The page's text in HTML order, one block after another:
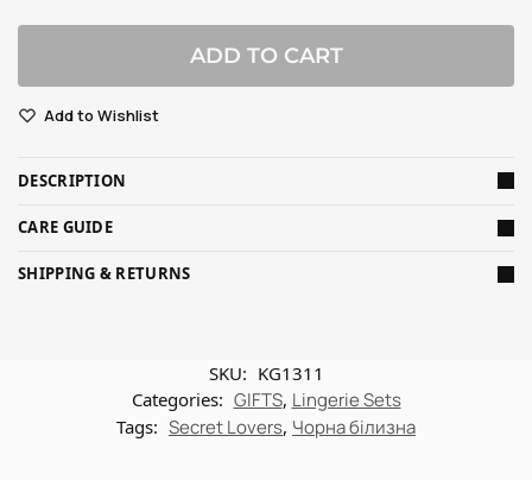
ADD TO CART
Add to Wishlist
DESCRIPTION
CARE GUIDE
SHIPPING & RETURNS
SKU: KG1311
Categories: GIFTS, Lingerie Sets
Tags: Secret Lovers, Чорна білизна